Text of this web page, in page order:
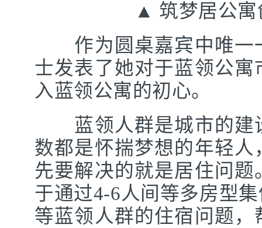
▲ 筑梦居公寓创
作为圆桌嘉宾中唯一
士发表了她对于蓝领公
入蓝领公寓的初心。
蓝领人群是城市的建
数都是怀揣梦想的年轻
先要解决的就是居住问
于通过4-6人间等多房型
等蓝领人群的住宿问题